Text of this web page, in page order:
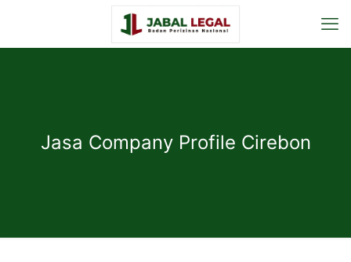
Jasa Company Profile Cirebon